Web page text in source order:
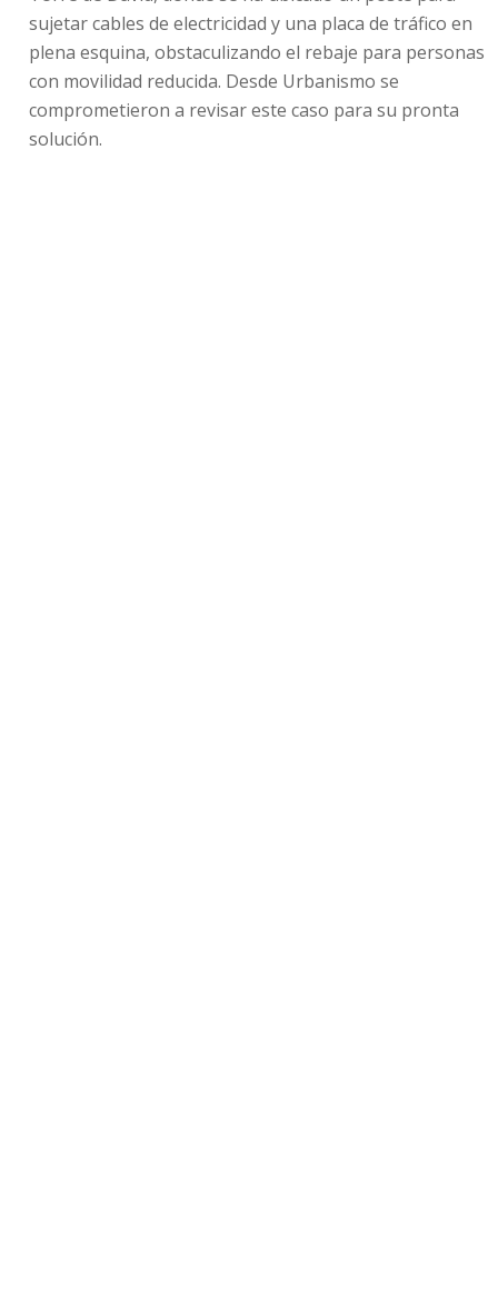
sujetar cables de electricidad y una placa de tráfico en
plena esquina, obstaculizando el rebaje para personas
con movilidad reducida. Desde Urbanismo se
comprometieron a revisar este caso para su pronta
solución.